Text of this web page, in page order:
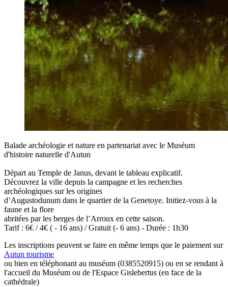
Balade archéologie et nature en partenariat avec le Muséum
d'histoire naturelle d'Autun
Départ au Temple de Janus, devant le tableau explicatif.
Découvrez la ville depuis la campagne et les recherches
archéologiques sur les origines
d’Augustodunum dans le quartier de la Genetoye. Initiez-vous à la
faune et la flore
abritées par les berges de l’Arroux en cette saison.
Tarif : 6€ / 4€ ( - 16 ans) / Gratuit (- 6 ans) - Durée : 1h30
Les inscriptions peuvent se faire en même temps que le paiement sur
Autun tourisme
ou bien en téléphonant au muséum (0385520915) ou en se rendant à
l'accueil du Muséum ou de l'Espace Gislebertus (en face de la
cathédrale)